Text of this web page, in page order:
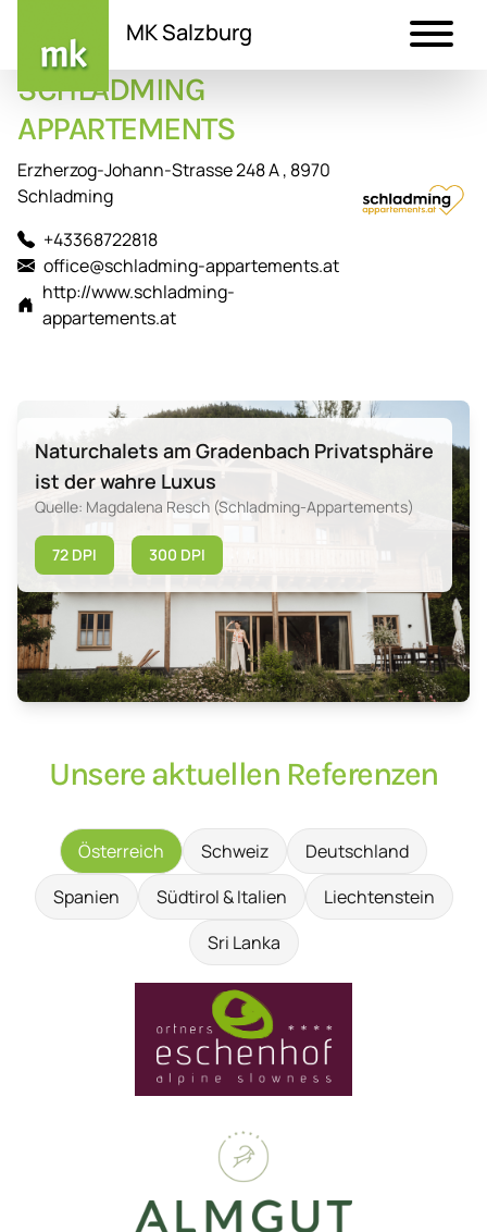
zum
Inhalt
MK Salzburg
SCHLADMING
APPARTEMENTS
Erzherzog-Johann-Strasse 248 A , 8970
Schladming
+43368722818
office@schladming-appartements.at
http://www.schladming-
appartements.at
Naturchalets am Gradenbach Privatsphäre
ist der wahre Luxus
Quelle: Magdalena Resch (Schladming-Appartements)
72 DPI 300 DPI
Unsere aktuellen Referenzen
Österreich Schweiz
Deutschland
Spanien
Südtirol & Italien
Liechtenstein
Sri Lanka